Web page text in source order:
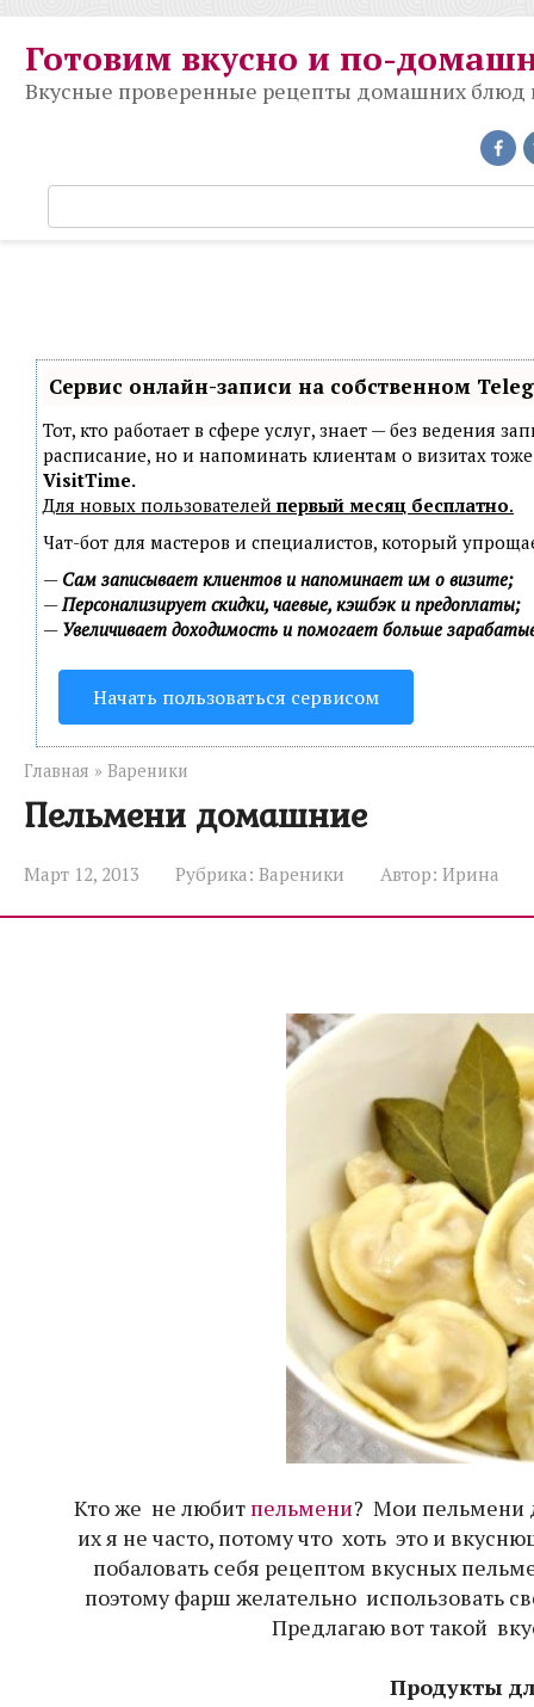
контенту
Готовим вкусно и по-
Вкусные проверенные рецепты домашних блюд
о
Сервис онлайн-записи на собственном
Тот, кто работает в сфере услуг, знает — без ведения
расписание, но и напоминать клиентам о визитах
VisitTime.
Для новых пользователей первый месяц бесплатно.
Чат-бот для мастеров и специалистов, который
— Сам записывает клиентов и напоминает им о визите;
—Персонализирует скидки, чаевые, кэшбэк и предоплаты;
— Увеличивает доходимость и помогает больше
Начать пользоваться сервисом
Главная » Вареники
Пельмени домашние
Март 12, 2013 Рубрика: Вареники Автор: Ирина
Кто же не любитпельмени? Мои пельмени
их я не часто, потому что хоть это и
побаловать себя рецептом вкусных
поэтому фарш желательно использовать
Предлагаю вот такой
Продукты